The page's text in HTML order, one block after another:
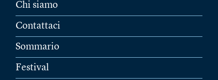
Chi siamo
Contattaci
Sommario
Festival